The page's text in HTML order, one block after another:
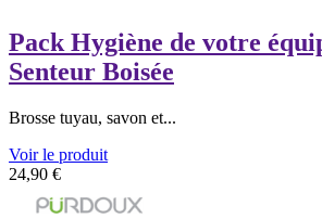
Pack Hygiène de votre
Senteur Boisée
Brosse tuyau, savon et...
Voir le produit
24,90 €